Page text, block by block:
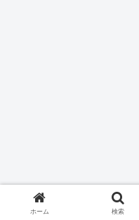
ホーム 検索